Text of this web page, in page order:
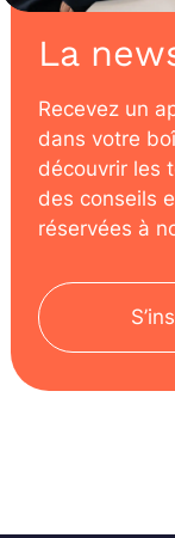
La
Recevez un
dans votre
découvrir les
des conseils
réservées à